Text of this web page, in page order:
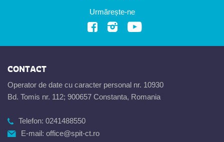
Urmărește-ne
CONTACT
Operator de date cu caracter personal nr. 10930
Bd. Tomis nr. 112; 900657 Constanta, Romania
Telefon: 0241488550
E-mail: office@spit-ct.ro